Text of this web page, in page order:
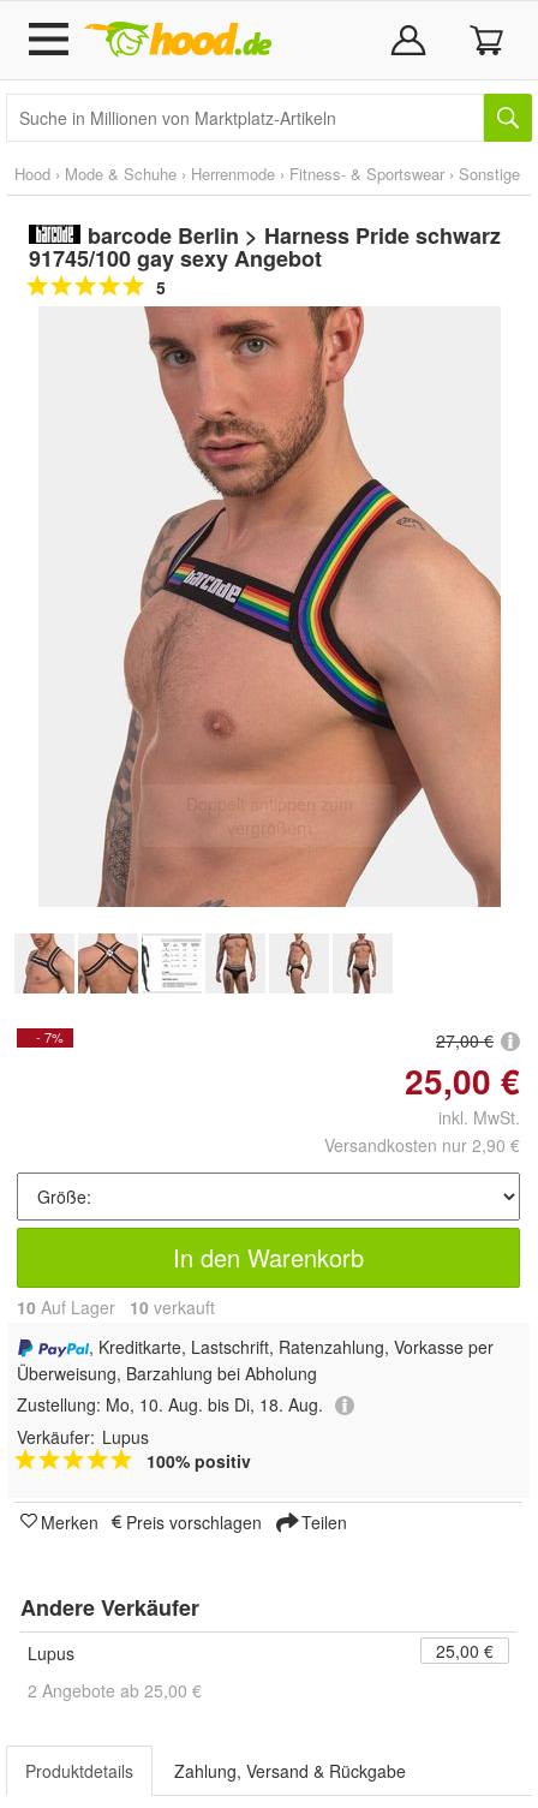
Hood › Mode & Schuhe › Herrenmode › Fitness- & Sportswear › Sonstige
barcode Berlin > Harness Pride schwarz
91745/100 gay sexy Angebot
5
Doppelt antippen zum
vergrößern
- 7% 27,00 €
25,00 €
inkl. MwSt.
Versandkosten nur 2,90 €
In den Warenkorb
10 Auf Lager 10 verkauft
, Kreditkarte, Lastschrift, Ratenzahlung, Vorkasse per
Überweisung, Barzahlung bei Abholung
Zustellung: Mo, 10. Aug. bis Di, 18. Aug.
Verkäufer: Lupus
100% positiv
Merken Preis vorschlagen Teilen
Andere Verkäufer
Lupus
25,00 €
2 Angebote ab 25,00 €
Produktdetails Zahlung, Versand & Rückgabe